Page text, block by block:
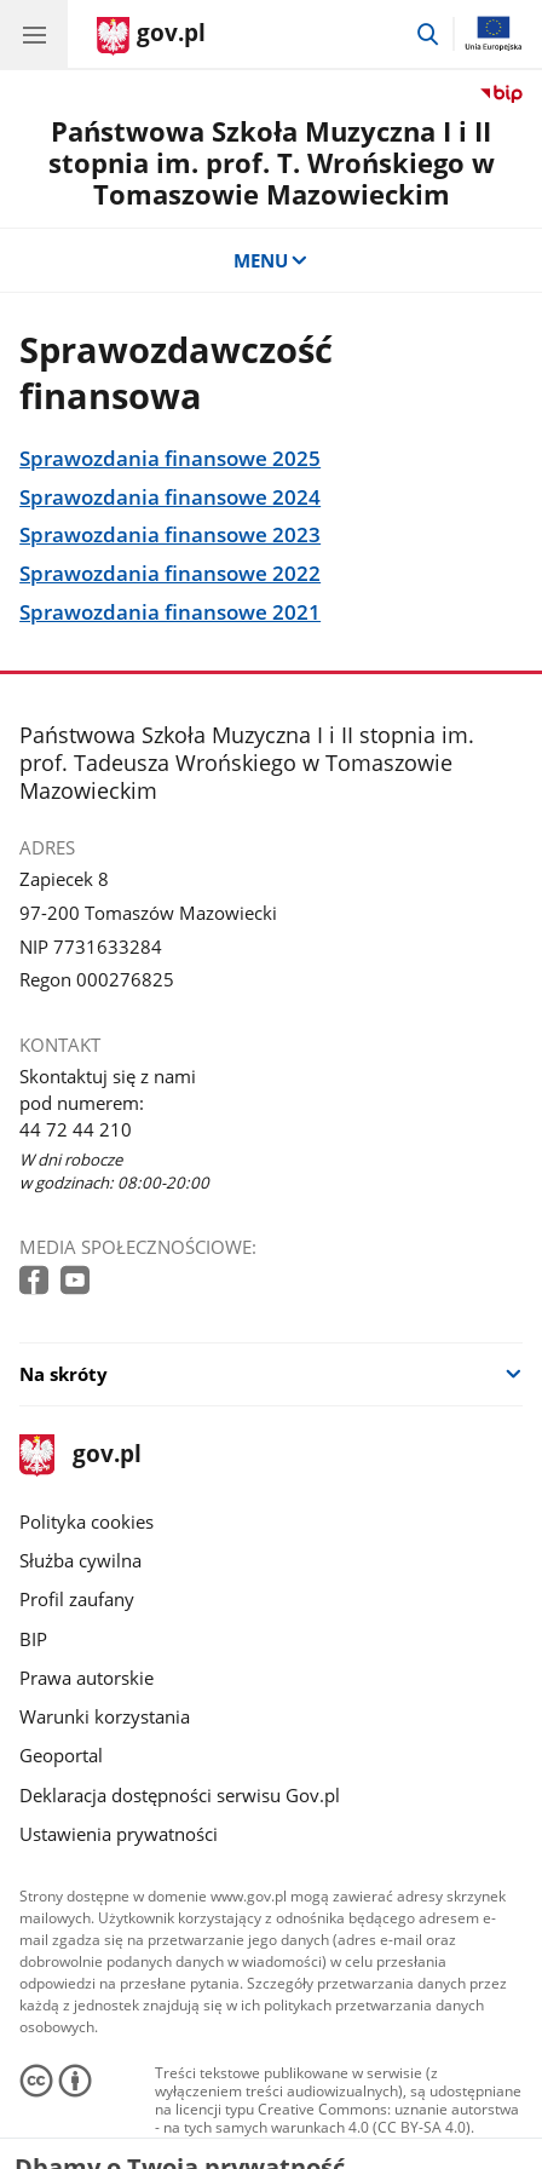
gov.pl
przejdź
Państwowa Szkoła Muzyczna I i II
stopnia im. prof. T. Wrońskiego w
Tomaszowie Mazowieckim
MENU
Sprawozdawczość
finansowa
Sprawozdania finansowe 2025
Sprawozdania finansowe 2024
Sprawozdania finansowe 2023
Sprawozdania finansowe 2022
Sprawozdania finansowe 2021
stopka
Państwowa Szkoła Muzyczna I i II stopnia im.
prof. Tadeusza Wrońskiego w Tomaszowie
Mazowieckim
ADRES
Zapiecek 8
97-200 Tomaszów Mazowiecki
NIP 7731633284
Regon 000276825
KONTAKT
Skontaktuj się z nami
pod numerem:
44 72 44 210
W dni robocze
w godzinach: 08:00-20:00
MEDIA SPOŁECZNOŚCIOWE:
Na skróty
stopka
gov.pl
Strona
gov.pl
gov.pl
Polityka cookies
Służba cywilna
Profil zaufany
BIP
Prawa autorskie
Warunki korzystania
Geoportal
Deklaracja dostępności serwisu Gov.pl
Ustawienia prywatności
Strony dostępne w domenie www.gov.pl mogą zawierać adresy skrzynek
mailowych. Użytkownik korzystający z odnośnika będącego adresem e-
mail zgadza się na przetwarzanie jego danych (adres e-mail oraz
dobrowolnie podanych danych w wiadomości) w celu przesłania
odpowiedzi na przesłane pytania. Szczegóły przetwarzania danych przez
każdą z jednostek znajdują się w ich politykach przetwarzania danych
osobowych.
Treści tekstowe publikowane w serwisie (z
wyłączeniem treści audiowizualnych), są udostępniane
na licencji typu Creative Commons: uznanie autorstwa
- na tych samych warunkach 4.0 (CC BY-SA 4.0).
Materiały audiowizualne, w tym zdjęcia, materiały
audio i wideo, są udostępniane na licencji typu